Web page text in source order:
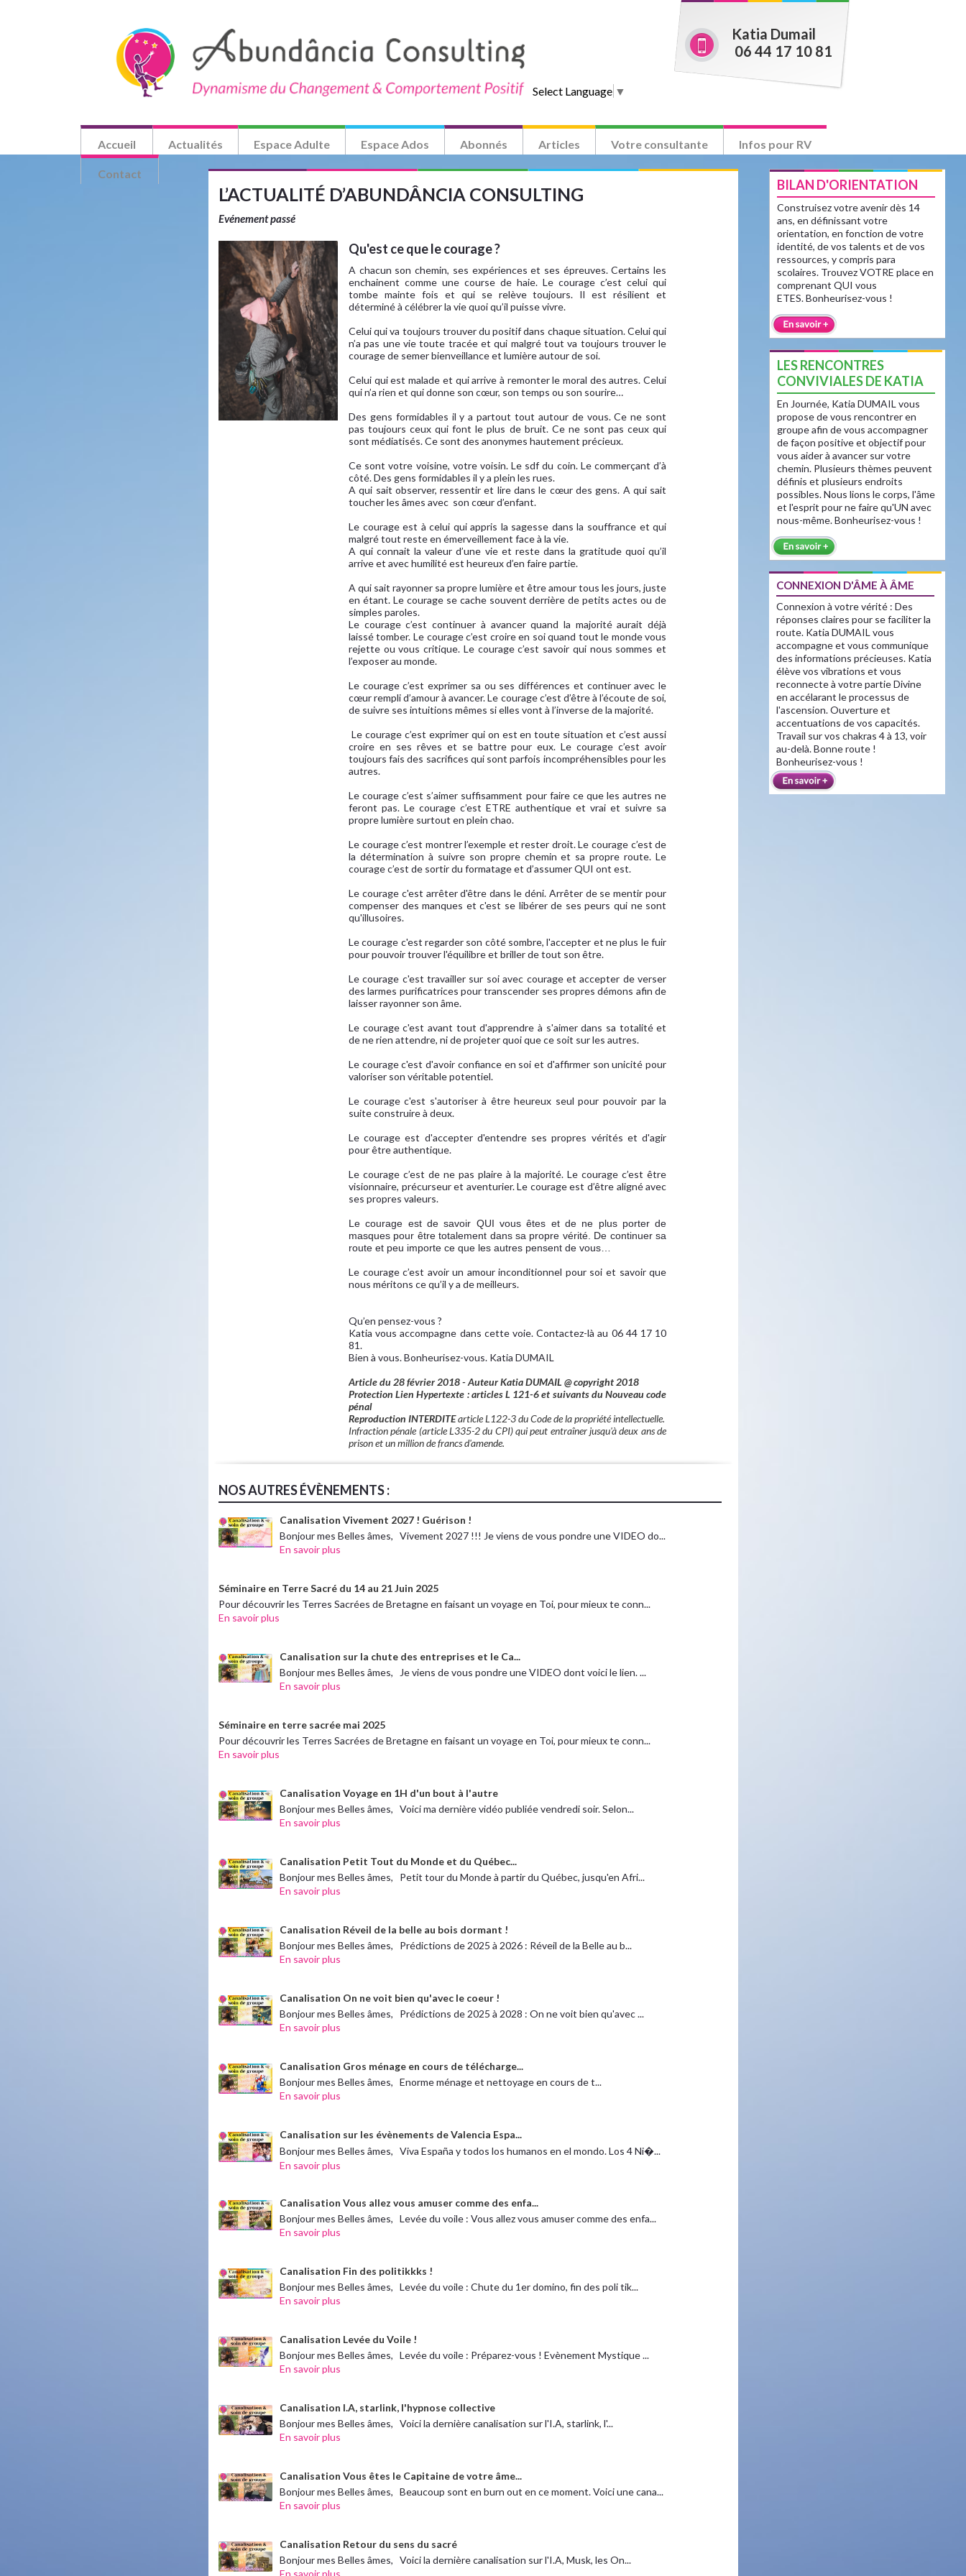
Katia Dumail
06 44 17 10 81
Select Language ▼
Accueil Actualités Espace Adulte Espace Ados Abonnés Articles Votre consultante Infos pour RV
Contact
L’ACTUALITÉ D’ABUNDÂNCIA CONSULTING
Evénement passé
Qu'est ce que le courage ?
A chacun son chemin, ses expériences et ses épreuves. Certains les
enchainent comme une course de haie. Le courage c’est celui qui
tombe mainte fois et qui se relève toujours. Il est résilient et
déterminé à célébrer la vie quoi qu’il puisse vivre.
Celui qui va toujours trouver du positif dans chaque situation. Celui qui
n’a pas une vie toute tracée et qui malgré tout va toujours trouver le
courage de semer bienveillance et lumière autour de soi.
Celui qui est malade et qui arrive à remonter le moral des autres. Celui
qui n’a rien et qui donne son cœur, son temps ou son sourire…
Des gens formidables il y a partout tout autour de vous. Ce ne sont
pas toujours ceux qui font le plus de bruit. Ce ne sont pas ceux qui
sont médiatisés. Ce sont des anonymes hautement précieux.
Ce sont votre voisine, votre voisin. Le sdf du coin. Le commerçant d’à
côté. Des gens formidables il y a plein les rues.
A qui sait observer, ressentir et lire dans le cœur des gens. A qui sait
toucher les âmes avec son cœur d’enfant.
Le courage est à celui qui appris la sagesse dans la souffrance et qui
malgré tout reste en émerveillement face à la vie.
A qui connait la valeur d’une vie et reste dans la gratitude quoi qu’il
arrive et avec humilité est heureux d’en faire partie.
A qui sait rayonner sa propre lumière et être amour tous les jours, juste
en étant. Le courage se cache souvent derrière de petits actes ou de
simples paroles.
Le courage c’est continuer à avancer quand la majorité aurait déjà
laissé tomber. Le courage c’est croire en soi quand tout le monde vous
rejette ou vous critique. Le courage c’est savoir qui nous sommes et
l’exposer au monde.
Le courage c’est exprimer sa ou ses différences et continuer avec le
cœur rempli d’amour à avancer. Le courage c’est d’être à l’écoute de soi,
de suivre ses intuitions mêmes si elles vont à l’inverse de la majorité.
Le courage c’est exprimer qui on est en toute situation et c’est aussi
croire en ses rêves et se battre pour eux. Le courage c’est avoir
toujours fais des sacrifices qui sont parfois incompréhensibles pour les
autres.
Le courage c’est s’aimer suffisamment pour faire ce que les autres ne
feront pas. Le courage c’est ETRE authentique et vrai et suivre sa
propre lumière surtout en plein chao.
Le courage c’est montrer l’exemple et rester droit. Le courage c’est de
la détermination à suivre son propre chemin et sa propre route. Le
courage c’est de sortir du formatage et d’assumer QUI ont est.
Le courage c'est arrêter d'être dans le déni. Arrêter de se mentir pour
compenser des manques et c'est se libérer de ses peurs qui ne sont
qu'illusoires.
Le courage c'est regarder son côté sombre, l'accepter et ne plus le fuir
pour pouvoir trouver l'équilibre et briller de tout son être.
Le courage c'est travailler sur soi avec courage et accepter de verser
des larmes purificatrices pour transcender ses propres démons afin de
laisser rayonner son âme.
Le courage c'est avant tout d'apprendre à s'aimer dans sa totalité et
de ne rien attendre, ni de projeter quoi que ce soit sur les autres.
Le courage c'est d'avoir confiance en soi et d'affirmer son unicité pour
valoriser son véritable potentiel.
Le courage c'est s'autoriser à être heureux seul pour pouvoir par la
suite construire à deux.
Le courage est d'accepter d'entendre ses propres vérités et d'agir
pour être authentique.
Le courage c’est de ne pas plaire à la majorité. Le courage c’est être
visionnaire, précurseur et aventurier. Le courage est d’être aligné avec
ses propres valeurs.
Le courage est de savoir QUI vous êtes et de ne plus porter de
masques pour être totalement dans sa propre vérité. De continuer sa
route et peu importe ce que les autres pensent de vous…
Le courage c’est avoir un amour inconditionnel pour soi et savoir que
nous méritons ce qu’il y a de meilleurs.
Qu’en pensez-vous ?
Katia vous accompagne dans cette voie. Contactez-là au 06 44 17 10
81.
Bien à vous. Bonheurisez-vous. Katia DUMAIL
Article du 28 février 2018 - Auteur Katia DUMAIL @ copyright 2018
Protection Lien Hypertexte : articles L 121-6 et suivants du Nouveau code
pénal
Reproduction INTERDITEarticle L122-3 du Code de la propriété intellectuelle.
Infraction pénale (article L335-2 du CPI) qui peut entraîner jusqu'à deux ans de
prison et un million de francs d'amende.
NOS AUTRES ÉVÈNEMENTS :
Canalisation Vivement 2027 ! Guérison !
Bonjour mes Belles âmes, Vivement 2027 !!! Je viens de vous pondre une VIDEO do...
En savoir plus
Séminaire en Terre Sacré du 14 au 21 Juin 2025
Pour découvrir les Terres Sacrées de Bretagne en faisant un voyage en Toi, pour mieux te conn...
En savoir plus
Canalisation sur la chute des entreprises et le Ca...
Bonjour mes Belles âmes, Je viens de vous pondre une VIDEO dont voici le lien. ...
En savoir plus
Séminaire en terre sacrée mai 2025
Pour découvrir les Terres Sacrées de Bretagne en faisant un voyage en Toi, pour mieux te conn...
En savoir plus
Canalisation Voyage en 1H d'un bout à l'autre
Bonjour mes Belles âmes, Voici ma dernière vidéo publiée vendredi soir. Selon...
En savoir plus
Canalisation Petit Tout du Monde et du Québec...
Bonjour mes Belles âmes, Petit tour du Monde à partir du Québec, jusqu'en Afri...
En savoir plus
Canalisation Réveil de la belle au bois dormant !
Bonjour mes Belles âmes, Prédictions de 2025 à 2026 : Réveil de la Belle au b...
En savoir plus
Canalisation On ne voit bien qu'avec le coeur !
Bonjour mes Belles âmes, Prédictions de 2025 à 2028 : On ne voit bien qu'avec ...
En savoir plus
Canalisation Gros ménage en cours de télécharge...
Bonjour mes Belles âmes, Enorme ménage et nettoyage en cours de t...
En savoir plus
Canalisation sur les évènements de Valencia Espa...
Bonjour mes Belles âmes, Viva España y todos los humanos en el mondo. Los 4 Ni�...
En savoir plus
Canalisation Vous allez vous amuser comme des enfa...
Bonjour mes Belles âmes, Levée du voile : Vous allez vous amuser comme des enfa...
En savoir plus
Canalisation Fin des politikkks !
Bonjour mes Belles âmes, Levée du voile : Chute du 1er domino, fin des poli tik...
En savoir plus
Canalisation Levée du Voile !
Bonjour mes Belles âmes, Levée du voile : Préparez-vous ! Evènement Mystique ...
En savoir plus
Canalisation I.A, starlink, l'hypnose collective
Bonjour mes Belles âmes, Voici la dernière canalisation sur l'I.A, starlink, l'...
En savoir plus
Canalisation Vous êtes le Capitaine de votre âme...
Bonjour mes Belles âmes, Beaucoup sont en burn out en ce moment. Voici une cana...
En savoir plus
Canalisation Retour du sens du sacré
Bonjour mes Belles âmes, Voici la dernière canalisation sur l'I.A, Musk, les On...
En savoir plus
BILAN D'ORIENTATION
Construisez votre avenir dès 14
ans, en définissant votre
orientation, en fonction de votre
identité, de vos talents et de vos
ressources, y compris para
scolaires. Trouvez VOTRE place en
comprenant QUI vous
ETES. Bonheurisez-vous !
LES RENCONTRES
CONVIVIALES DE KATIA
En Journée, Katia DUMAIL vous
propose de vous rencontrer en
groupe afin de vous accompagner
de façon positive et objectif pour
vous aider à avancer sur votre
chemin. Plusieurs thèmes peuvent
définis et plusieurs endroits
possibles. Nous lions le corps, l'âme
et l'esprit pour ne faire qu'UN avec
nous-même. Bonheurisez-vous !
CONNEXION D'ÂME À ÂME
Connexion à votre vérité : Des
réponses claires pour se faciliter la
route. Katia DUMAIL vous
accompagne et vous communique
des informations précieuses. Katia
élève vos vibrations et vous
reconnecte à votre partie Divine
en accélarant le processus de
l'ascension. Ouverture et
accentuations de vos capacités.
Travail sur vos chakras 4 à 13, voir
au-delà. Bonne route !
Bonheurisez-vous !